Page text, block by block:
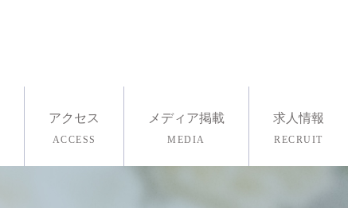
アクセス
ACCESS
メディア掲載
MEDIA
求人情報
RECRUIT